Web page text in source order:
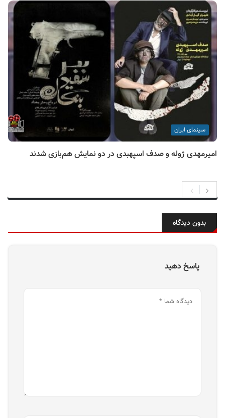
سینمای ایران
امیرمهدی ژوله و صدف اسپهبدی در دو نمایش هم‌بازی شدند
بدون دیدگاه
پاسخ دهید